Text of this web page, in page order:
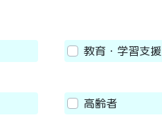
教育・学習支援
高齢者